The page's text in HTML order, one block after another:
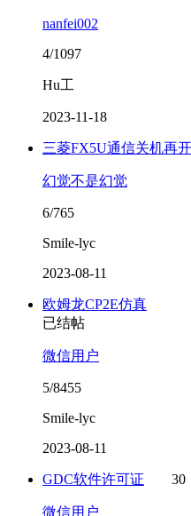
nanfei002
4/1097
Hu工
2023-11-18
三菱FX5U通信关机再
幻觉不是幻觉
6/765
Smile-lyc
2023-08-11
欧姆龙CP2E仿真
已结帖
微信用户
5/8455
Smile-lyc
2023-08-11
GDC软件许可证 30
微信用户